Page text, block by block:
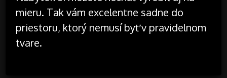
mieru. Tak vám excelentne sadne do
priestoru, ktorý nemusí byť v pravidelnom
tvare.